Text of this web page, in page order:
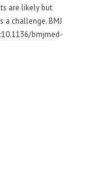
are likely but
a challenge. BMJ
bmjmed-